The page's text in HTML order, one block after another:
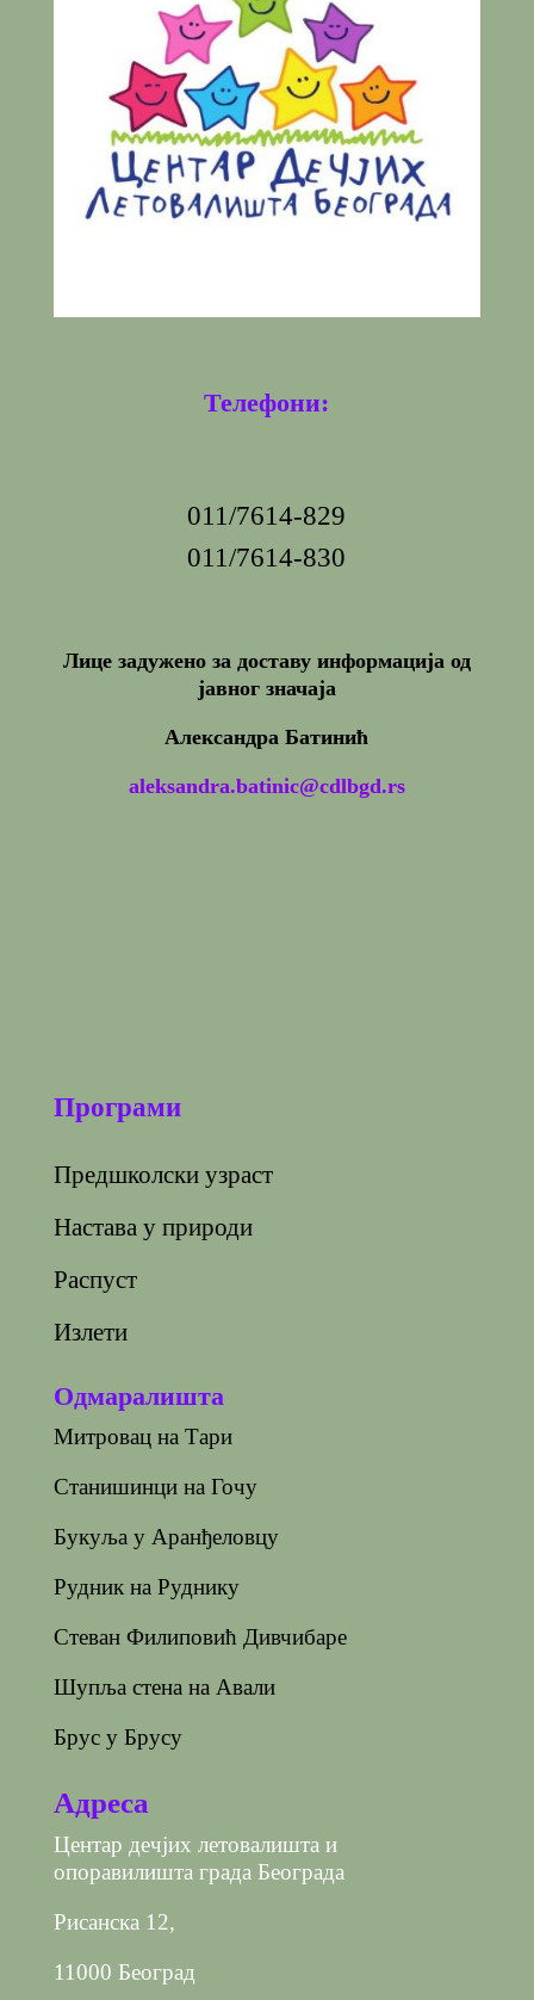
Телефони:
011/7614-829
011/7614-830
Лице задужено за доставу информација од
јавног значаја
Александра Батинић
aleksandra.batinic@cdlbgd.rs
Програми
Предшколски узраст
Настава у природи
Распуст
Излети
Одмаралишта
Митровац на Тари
Станишинци на Гочу
Букуља у Аранђеловцу
Рудник на Руднику
Стеван Филиповић Дивчибаре
Шупља стена на Авали
Брус у Брусу
Адреса
Центар дечјих летовалишта и
опоравилишта града Београда
Рисанска 12,
11000 Београд